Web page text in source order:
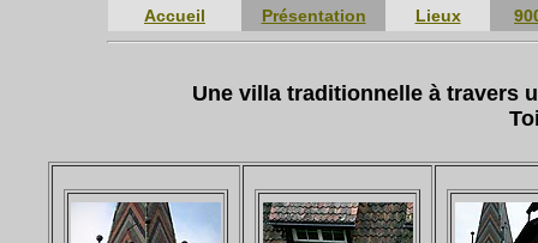
Accueil Présentation Lieux
Une villa traditionnelle à travers